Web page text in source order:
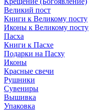
Великий пост
Книги к Великому посту
Иконы к Великому посту
Пасха
Книги к Пасхе
Подарки на Пасху
Иконы
Красные свечи
Рушники
Сувениры
Вышивка
Упаковка